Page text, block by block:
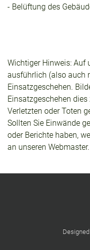
- Belüftung des
Wichtiger Hinweis: Auf
ausführlich (also auch
Einsatzgeschehen.
Einsatzgeschehen
Verletzten oder Toten
Sollten Sie Einwände
oder Berichte haben,
an unseren Webmaster.